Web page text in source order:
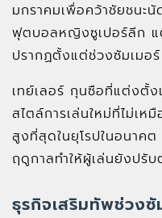
มกราคมเพื่อคว้าชัยชนะ
ฟุตบอลหญิงซูเปอร์ลีก
ปรากฏตั้งแต่ช่วงซัมเมอร์
เทย์เลอร์ กุนซือที่แต่งตั้
สไตล์การเล่นใหม่ที่ไม่เห
สูงที่สุดในยุโรปในอนาค
ฤดูกาลทำให้ผู้เล่นยังปรับ
ธุรกิจเสริมทัพช่วงซั